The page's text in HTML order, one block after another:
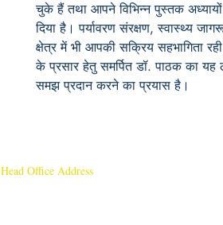
चुके हैं तथा आपने विभिन्न पुस्तक अध्यायों
दिया है। पर्यावरण संरक्षण, स्वास्थ्य
क्षेत्र में भी आपकी सक्रिय सहभागिता
के प्रसार हेतु समर्पित डॉ. पाठक का यह
समझ प्रदान करने का प्रयास है।
Head Office Address